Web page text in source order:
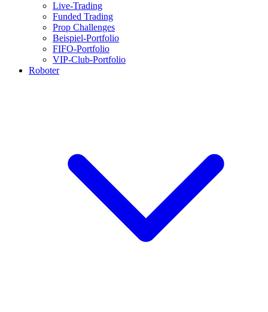
Live-Trading
Funded Trading
Prop Challenges
Beispiel-Portfolio
FIFO-Portfolio
VIP-Club-Portfolio
Roboter